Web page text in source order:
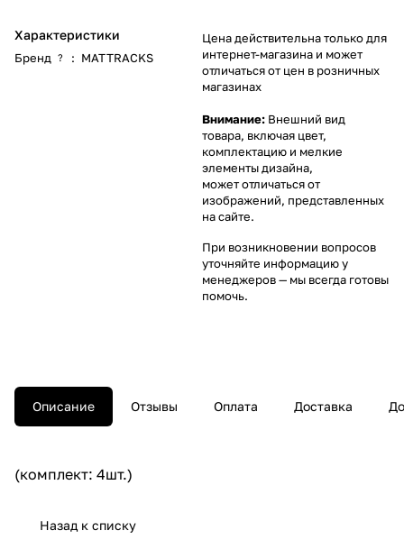
Характеристики
Бренд ? : MATTRACKS
Цена действительна только для
интернет-магазина и может
отличаться от цен в розничных
магазинах
Внимание: Внешний вид
товара, включая цвет,
комплектацию и мелкие
элементы дизайна,
может отличаться от
изображений, представленных
на сайте.
При возникновении вопросов
уточняйте информацию у
менеджеров— мы всегда готовы
помочь.
Описание Отзывы Оплата Доставка
(комплект: 4шт.)
Назад к списку